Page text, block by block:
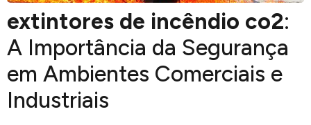
extintores de incêndio co2:
A Importância da Segurança
em Ambientes Comerciais e
Industriais